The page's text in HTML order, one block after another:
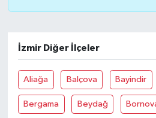
İzmir Diğer İlçeler
Aliağa Balçova Bayindir
Bergama Beydağ